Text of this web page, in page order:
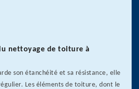
nettoyage de toiture à
son étanchéité et sa résistance, elle
Les éléments de toiture, dont le